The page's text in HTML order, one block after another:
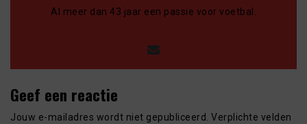
Al meer dan 43 jaar een passie voor voetbal.
Geef een reactie
Jouw e-mailadres wordt niet gepubliceerd. Verplichte velden